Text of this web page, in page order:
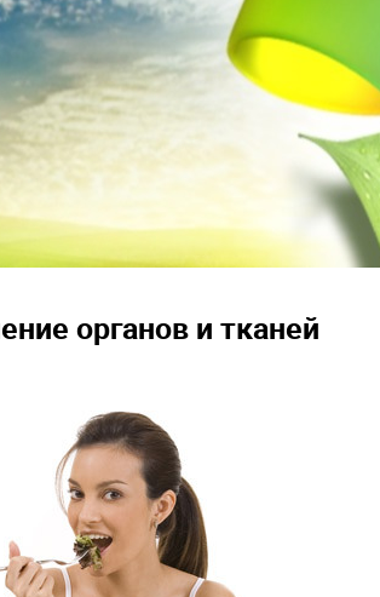
органов и тканей